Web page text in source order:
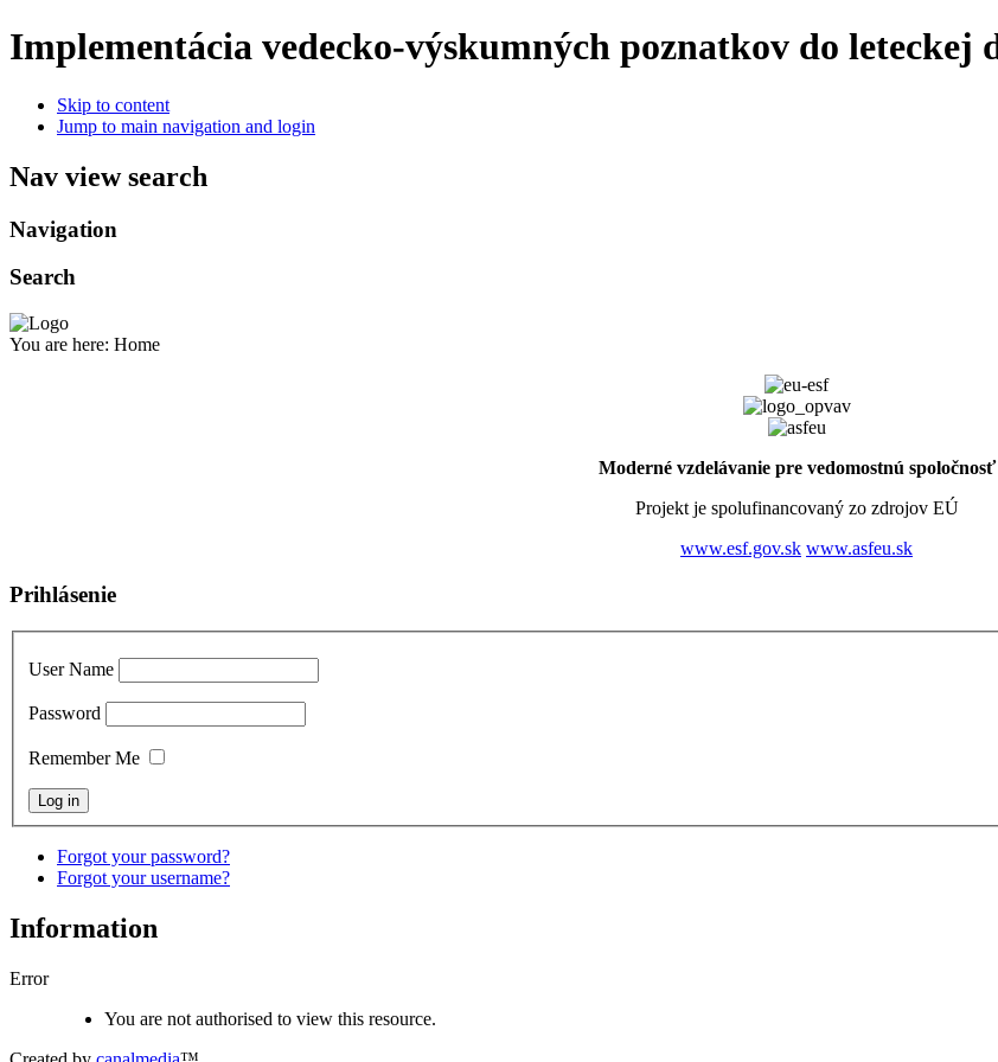
Implementácia vedecko-výskumných poznatkov do leteckej
Skip to content
Jump to main navigation and login
Nav view search
Navigation
Search
You are here: Home
Moderné vzdelávanie pre vedomostnú spoločnosť
Projekt je spolufinancovaný zo zdrojov EÚ
www.esf.gov.sk www.asfeu.sk
Prihlásenie
User Name
Password
Remember Me
Forgot your password?
Forgot your username?
Information
Error
You are not authorised to view this resource.